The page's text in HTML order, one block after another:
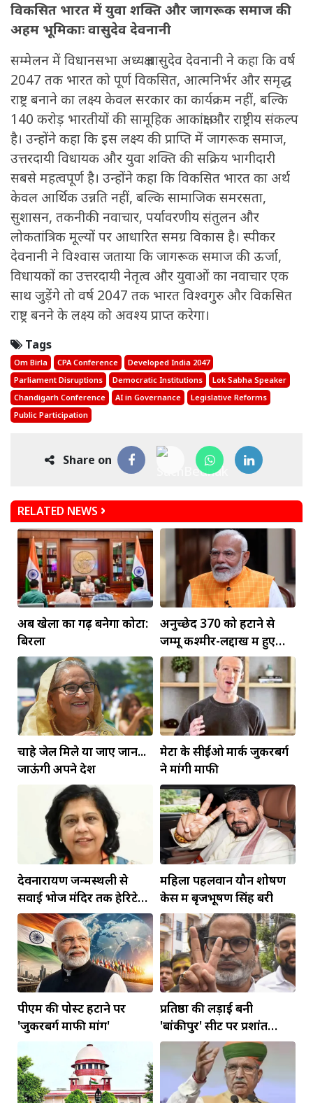
विकसित भारत में युवा शक्ति और जागरूक समाज की
अहम भूमिकाः वासुदेव देवनानी
सम्मेलन में विधानसभा अध्यक्ष वासुदेव देवनानी ने कहा कि वर्ष
2047 तक भारत को पूर्ण विकसित, आत्मनिर्भर और समृद्ध
राष्ट्र बनाने का लक्ष्य केवल सरकार का कार्यक्रम नहीं, बल्कि
140 करोड़ भारतीयों की सामूहिक आकांक्षा और राष्ट्रीय संकल्प
है। उन्होंने कहा कि इस लक्ष्य की प्राप्ति में जागरूक समाज,
उत्तरदायी विधायक और युवा शक्ति की सक्रिय भागीदारी
सबसे महत्वपूर्ण है। उन्होंने कहा कि विकसित भारत का अर्थ
केवल आर्थिक उन्नति नहीं, बल्कि सामाजिक समरसता,
सुशासन, तकनीकी नवाचार, पर्यावरणीय संतुलन और
लोकतांत्रिक मूल्यों पर आधारित समग्र विकास है। स्पीकर
देवनानी ने विश्वास जताया कि जागरूक समाज की ऊर्जा,
विधायकों का उत्तरदायी नेतृत्व और युवाओं का नवाचार एक
साथ जुड़ेंगे तो वर्ष 2047 तक भारत विश्वगुरु और विकसित
राष्ट्र बनने के लक्ष्य को अवश्य प्राप्त करेगा।
Tags
Om Birla CPA Conference
Developed India 2047
Parliament Disruptions
Democratic Institutions
Lok Sabha Speaker
Chandigarh Conference
AI in Governance
Legislative Reforms
Public Participation
Share on
RELATED NEWS
अब खेलों का गढ़ बनेगा कोटा:
बिरला
अनुच्छेद 370 को हटाने से
जम्मू कश्मीर-लद्दाख में हुए
व्यापक बदलाव: PM मोदी
चाहे जेल मिले या जाए जान...
जाऊंगी अपने देश
मेटा के सीईओ मार्क जुकरबर्ग
ने मांगी माफी
देवनारायण जन्मस्थली से
सवाई भोज मंदिर तक हेरिटेज
कॉरिडोर बनाने की मांग
महिला पहलवान यौन शोषण
केस में बृजभूषण सिंह बरी
पीएम की पोस्ट हटाने पर
'जुकरबर्ग माफी मांगें'
प्रतिष्ठा की लड़ाई बनी
'बांकीपुर' सीट पर प्रशांत
किशोर की जीत